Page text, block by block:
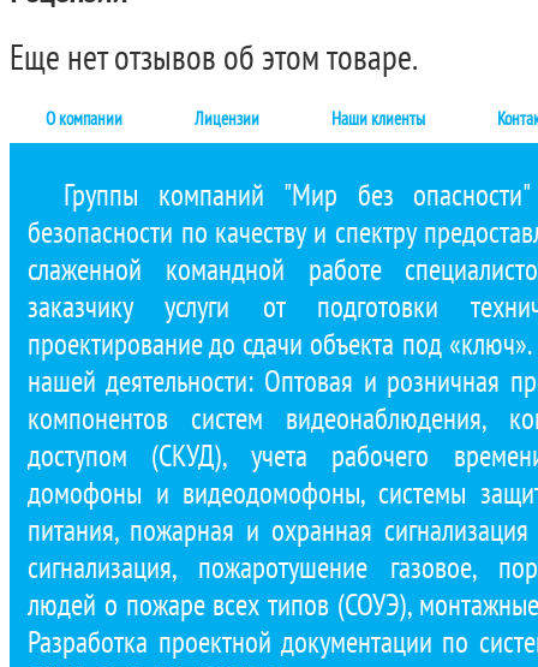
Еще нет отзывов об этом товаре.
О компании Лицензии Наши клиенты
Группы компаний "Мир без
безопасности по качеству и спектру
слаженной командной работе
заказчику услуги от подготовки
проектирование до сдачи объекта под
нашей деятельности: Оптовая и розничная
компонентов систем видеонаблюдения,
доступом (СКУД), учета рабочего
домофоны и видеодомофоны, системы
питания, пожарная и охранная
сигнализация, пожаротушение газовое,
людей о пожаре всех типов (СОУЭ),
Разработка проектной документации по